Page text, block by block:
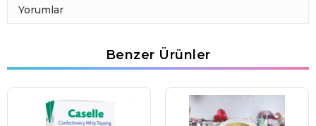
Yorumlar
Benzer Ürünler